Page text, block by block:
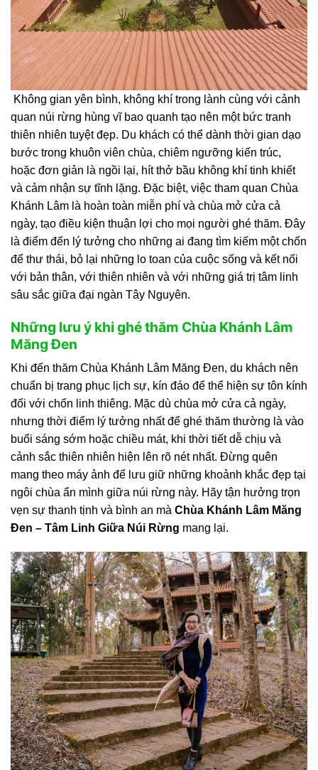
Không gian yên bình, không khí trong lành cùng với cảnh
quan núi rừng hùng vĩ bao quanh tạo nên một bức tranh
thiên nhiên tuyệt đẹp. Du khách có thể dành thời gian dạo
bước trong khuôn viên chùa, chiêm ngưỡng kiến trúc,
hoặc đơn giản là ngồi lại, hít thở bầu không khí tinh khiết
và cảm nhận sự tĩnh lặng. Đặc biệt, việc tham quan Chùa
Khánh Lâm là hoàn toàn miễn phí và chùa mở cửa cả
ngày, tạo điều kiện thuận lợi cho mọi người ghé thăm. Đây
là điểm đến lý tưởng cho những ai đang tìm kiếm một chốn
để thư thái, bỏ lại những lo toan của cuộc sống và kết nối
với bản thân, với thiên nhiên và với những giá trị tâm linh
sâu sắc giữa đại ngàn Tây Nguyên.
Những lưu ý khi ghé thăm Chùa Khánh Lâm
Măng Đen
Khi đến thăm Chùa Khánh Lâm Măng Đen, du khách nên
chuẩn bị trang phục lịch sự, kín đáo để thể hiện sự tôn kính
đối với chốn linh thiêng. Mặc dù chùa mở cửa cả ngày,
nhưng thời điểm lý tưởng nhất để ghé thăm thường là vào
buổi sáng sớm hoặc chiều mát, khi thời tiết dễ chịu và
cảnh sắc thiên nhiên hiện lên rõ nét nhất. Đừng quên
mang theo máy ảnh để lưu giữ những khoảnh khắc đẹp tại
ngôi chùa ẩn mình giữa núi rừng này. Hãy tận hưởng trọn
vẹn sự thanh tịnh và bình an mà Chùa Khánh Lâm Măng
Đen – Tâm Linh Giữa Núi Rừng mang lại.